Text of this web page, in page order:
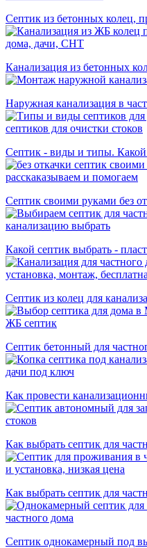
Септик из бетонных колец,
Канализация из бетонных
Наружная канализация в
Септик - виды и типы. Какой
Септик своими руками без
Какой септик выбрать -
Септик из колец для
Септик бетонный для
Как провести
Как выбрать септик для
Как выбрать септик для
Септик однокамерный под